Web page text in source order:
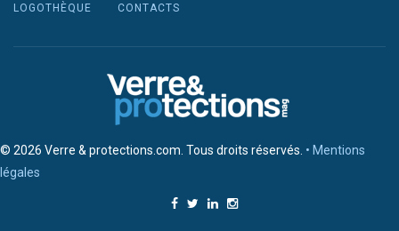
LOGOTHÈQUE
CONTACTS
© 2026 Verre & protections.com. Tous droits réservés. • Mentions
légales